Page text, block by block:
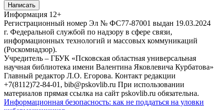
Написать
Информация 12+
Регистрационный номер Эл № ФС77-87001 выдан 19.03.2024
г. Федеральной службой по надзору в сфере связи,
информационных технологий и массовых коммуникаций
(Роскомнадзор).
Учредитель – ГБУК «Псковская областная универсальная
научная библиотека имени Валентина Яковлевича Курбатова»
Главный редактор Л.О. Егорова. Контакт редакции
+7(8112)72-84-01, bib@pskovlib.ru При использовании
материалов прямая ссылка на сайт pskovlib.ru обязательна.
Информационная безопасность: как не поддаться на уловки